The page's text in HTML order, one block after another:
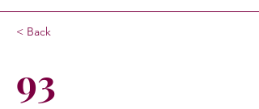
< Back
93